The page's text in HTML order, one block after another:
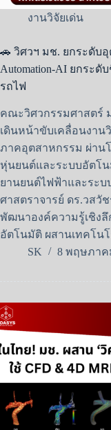
งานวิจัยเด่น
🚗 วิศวฯ มช. ยกระดับ
Automation-AI ยกระดั
รถไฟ
คณะวิศวกรรมศาสตร์
เดินหน้าขับเคลื่อนงาน
ภาคอุตสาหกรรม ผ่าน
หุ่นยนต์และระบบอัตโ
ยานยนต์ไฟฟ้าและระบ
ศาสตราจารย์ ดร.วสวั
พัฒนาองค์ความรู้เชิง
อัตโนมัติ ผสานเทคโน
SK
8 พฤษภาค